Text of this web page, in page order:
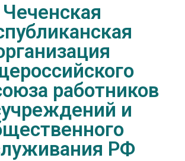
Чеченская
работников
и
РФ